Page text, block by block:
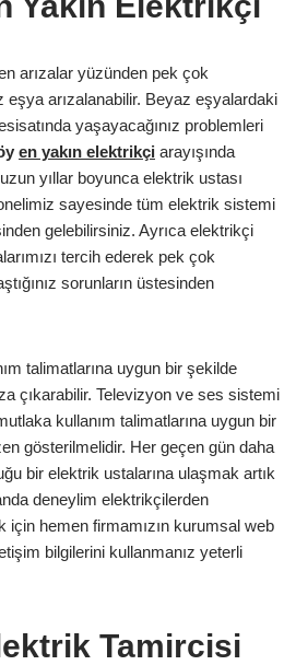
arızalar yüzünden pek çok
arızalanabilir. Beyaz eşyalardaki
yaşayacağınız problemleri
en yakın elektrikçi arayışında
yıllar boyunca elektrik ustası
sayesinde tüm elektrik sistemi
gelebilirsiniz. Ayrıca elektrikçi
tercih ederek pek çok
sorunların üstesinden
talimatlarına uygun bir şekilde
çıkarabilir. Televizyon ve ses sistemi
kullanım talimatlarına uygun bir
gösterilmelidir. Her geçen gün daha
bir elektrik ustalarına ulaşmak artık
deneylim elektrikçilerden
için hemen firmamızın kurumsal web
bilgilerini kullanmanız yeterli
Tamircisi